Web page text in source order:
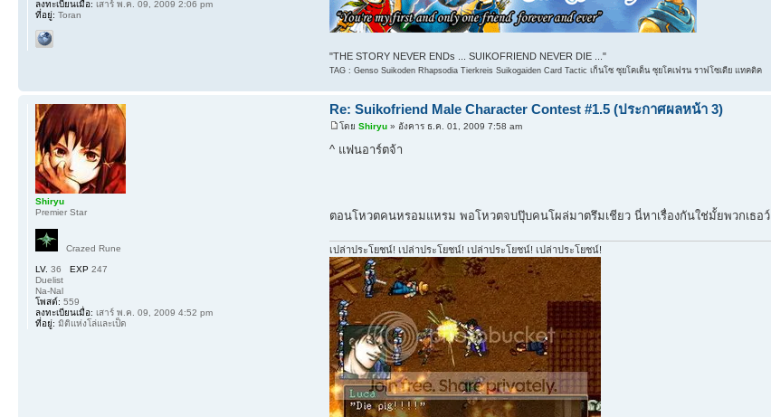
"THE STORY NEVER ENDs ... SUIKOFRIEND NEVER DIE ..."
TAG : Genso Suikoden Rhapsodia Tierkreis Suikogaiden Card Tactic เก็นโซ ซุยโคเด็น ซุยโคเฟรน ราฟโซเดีย แทคติค
ลงทะเบียนเมื่อ: เสาร์ พ.ค. 09, 2009 2:06 pm
ที่อยู่: Toran
Re: Suikofriend Male Character Contest #1.5 (ประกาศผลหน้า 3)
โดย Shiryu» อังคาร ธ.ค. 01, 2009 7:58 am
^ แฟนอาร์ตจ้า
ตอนโหวตคนหรอมแหรม พอโหวตจบปุ๊บคนโผล่มาตรึมเชียว นี่หาเรื่องกันใช่มั้ยพวกเธอว์
เปล่าประโยชน์! เปล่าประโยชน์! เปล่าประโยชน์! เปล่าประโยชน์!
Shiryu
Premier Star
Crazed Rune
LV. 36 EXP 247
Duelist
Na-Nal
โพสต์: 559
ลงทะเบียนเมื่อ: เสาร์ พ.ค. 09, 2009 4:52 pm
ที่อยู่: มิติแห่งโล่และเป็ด